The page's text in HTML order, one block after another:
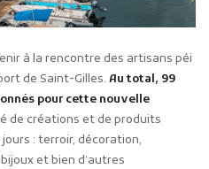
à la rencontre des artisans péi
de Saint-Gilles. Au total, 99
pour cette nouvelle
de créations et de produits
: terroir, décoration,
et bien d’autres